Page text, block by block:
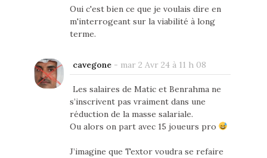
Oui c'est bien ce que je voulais dire en
m'interrogeant sur la viabilité à long
terme.
cavegone- mar 2 Avr 24 à 11 h 08
Les salaires de Matic et Benrahma ne
s’inscrivent pas vraiment dans une
réduction de la masse salariale.
Ou alors on part avec 15 joueurs pro
J’imagine que Textor voudra se refaire